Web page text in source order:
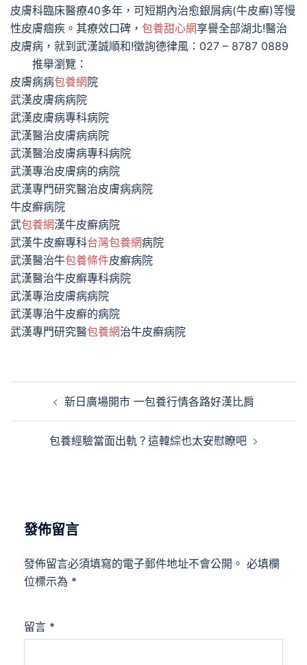
皮膚科臨床醫療40多年，可短期內治愈銀屑病(牛皮癬)等慢
性皮膚痼疾。其療效口碑， 包養甜心網享譽全部湖北!醫治
皮膚病，就到武漢誠順和!徵詢德律風：027 – 8787 0889
推舉瀏覽：
皮膚病病包養網 院
武漢皮膚病病院
武漢皮膚病專科病院
武漢醫治皮膚病病院
武漢醫治皮膚病專科病院
武漢專治皮膚病的病院
武漢專門研究醫治皮膚病病院
牛皮癬病院
武包養網漢牛皮癬病院
武漢牛皮癬專科台灣包養網病院
武漢醫治牛包養條件皮癬病院
武漢醫治牛皮癬專科病院
武漢專治皮膚病病院
武漢專治牛皮癬的病院
武漢專門研究醫包養網治牛皮癬病院
新日廣場開市 一包養行情各路好漢比肩
包養經驗當面出軌？這韓綜也太安慰瞭吧
發佈留言
發佈留言必須填寫的電子郵件地址不會公開。 必填欄
位標示為 *
留言 *